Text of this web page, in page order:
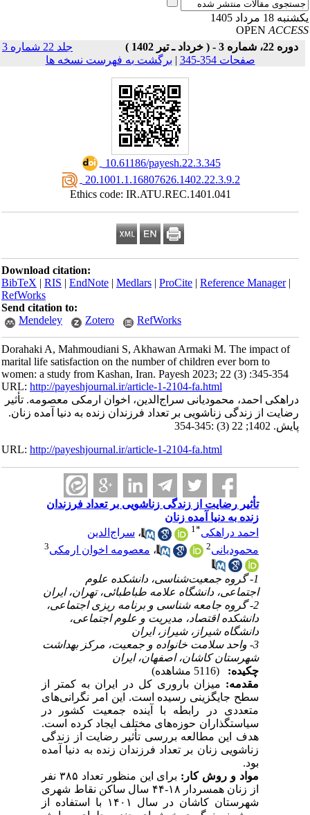
18 مرداد 1405
OPEN
دوره 22، شماره 3 - ( خرداد ـ تیر 1402 )
جلد 22 شماره 3
صفحات 354-345
|برگشت به فهرست نسخه ها
‎ 10.61186/payesh.22.3.345
‎ 20.1001.1.16807626.1402.22.3.9.2
Ethics code: IR.ATU.REC.1401.041
Download citation:
BibTeX|RIS|EndNote|Medlars|ProCite|Reference Manager
RefWorks
Send citation to:
Mendeley
Zotero RefWorks
Dorahaki A, Mahmoudiani S, Akhawan Armaki M. The impact of
marital life satisfaction on the number of children ever born to
women: a study from Kashan, Iran. Payesh 2023; 22 (3) :345-354
URL:http://payeshjournal.ir/article-1-2104-fa.html
دراهکی احمد، محمودیانی سراج‌الدین، اخوان ارمکی معصومه. تأثیر
رضایت از زندگی زناشویی بر تعداد فرزندان زنده به دنیا آمده زنان.
پایش. 1402; 22 (3) :345-354
URL:http://payeshjournal.ir/article-1-2104-fa.html
تأثیر رضایت از زندگی زناشویی بر تعداد فرزندان
زنده به دنیا آمده زنان
احمد دراهکی
1 ،سراج‌الدین
محمودیانی
،معصومه اخوان ارمکی
1- گروه جمعیت‌شناسی، دانشکده علوم
اجتماعی، دانشگاه علامه طباطبائی، تهران، ایران
2- گروه جامعه شناسی و برنامه ریزی اجتماعی،
دانشکده اقتصاد، مدیریت و علوم اجتماعی،
دانشگاه شیراز، شیراز، ایران
3- واحد سلامت خانواده و جمعیت، مرکز بهداشت
شهرستان کاشان، اصفهان، ایران
چکیده:
مقدمه:میزان باروری کل در ایران به کمتر از
سطح جایگزینی رسیده است. این امر نگرانی‌های
متعددی در رابطه با آینده جمعیت کشور در
سیاستگذاران حوزه‌های مختلف ایجاد کرده است.
هدف این مطالعه بررسی تأثیر رضایت از زندگی
زناشویی زنان بر تعداد فرزندان زنده به ­دنیا آمده
بود.
مواد و روش کار:
برای این منظور تعداد ۳۸۵ نفر
از زنان همسردار ۱۸-۴۴ سال ساکن نقاط شهری
شهرستان کاشان در سال ۱۴۰۱ با استفاده از